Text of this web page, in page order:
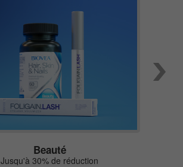
Beauté
Jusqu'à 30% de réduction